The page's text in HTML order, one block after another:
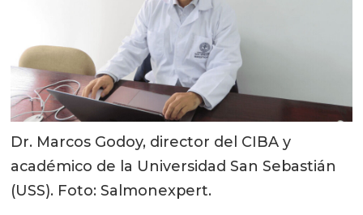
Dr. Marcos Godoy, director del CIBA y
académico de la Universidad San Sebastián
(USS). Foto: Salmonexpert.